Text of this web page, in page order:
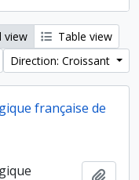
view
Table view
Direction: Croissant
française de